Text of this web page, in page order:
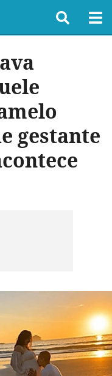
gestante